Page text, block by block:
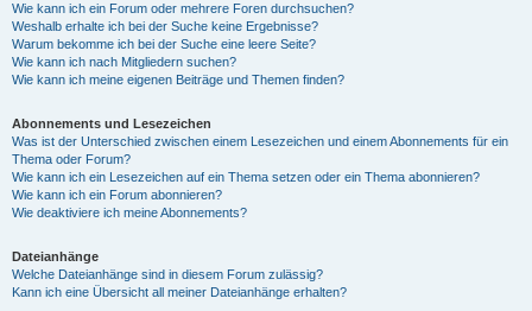
Wie kann ich ein Forum oder mehrere Foren durchsuchen?
Weshalb erhalte ich bei der Suche keine Ergebnisse?
Warum bekomme ich bei der Suche eine leere Seite?
Wie kann ich nach Mitgliedern suchen?
Wie kann ich meine eigenen Beiträge und Themen finden?
Abonnements und Lesezeichen
Was ist der Unterschied zwischen einem Lesezeichen und einem Abonnements für ein
Thema oder Forum?
Wie kann ich ein Lesezeichen auf ein Thema setzen oder ein Thema abonnieren?
Wie kann ich ein Forum abonnieren?
Wie deaktiviere ich meine Abonnements?
Dateianhänge
Welche Dateianhänge sind in diesem Forum zulässig?
Kann ich eine Übersicht all meiner Dateianhänge erhalten?